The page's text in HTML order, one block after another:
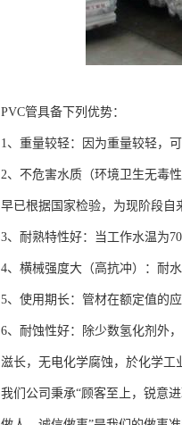
PVC管具备下列优势：
1、重量较轻：因为重量较轻，
2、不危害水质（环境卫生无毒
早已根据国家检验，为现阶段自
3、耐熟特性好：当工作水温为
4、横械强度大（高抗冲）：耐
5、使用期长：管材在额定值的
6、耐蚀性好：除少数氢化剂外
滋长，无电化学腐蚀，於化学工
我们公司秉承“顾客至上，锐意